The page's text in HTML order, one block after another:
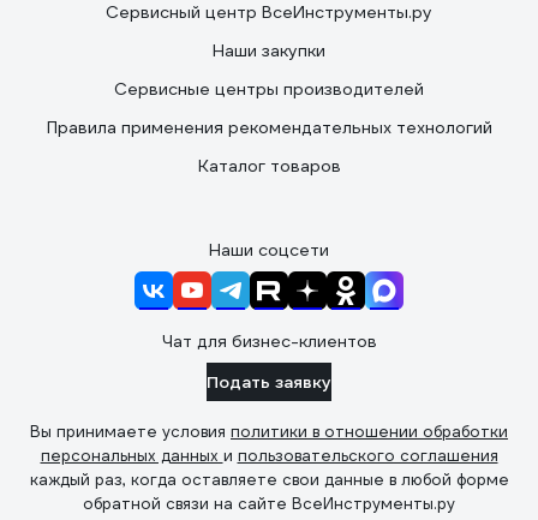
Сервисный центр ВсеИнструменты.ру
Наши закупки
Сервисные центры производителей
Правила применения рекомендательных технологий
Каталог товаров
Наши соцсети
Чат для бизнес-клиентов
Подать заявку
Вы принимаете условия политики в отношении обработки
персональных данных и пользовательского соглашения
каждый раз, когда оставляете свои данные в любой форме
обратной связи на сайте ВсеИнструменты.ру